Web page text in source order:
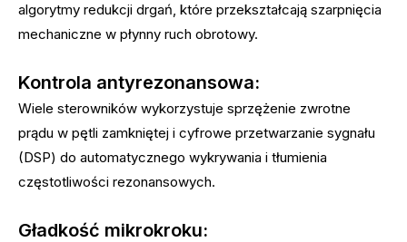
algorytmy redukcji drgań, które przekształcają szarpnięcia
mechaniczne w płynny ruch obrotowy.
Kontrola antyrezonansowa:
Wiele sterowników wykorzystuje sprzężenie zwrotne
prądu w pętli zamkniętej i cyfrowe przetwarzanie sygnału
(DSP) do automatycznego wykrywania i tłumienia
częstotliwości rezonansowych.
Gładkość mikrokroku: